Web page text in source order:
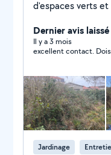
d'espaces verts
Dernier avis
Il y a 3 mois
excellent contact.
Jardinage